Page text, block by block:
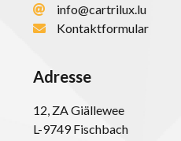
HOME
FAHRZEUGE
info@cartrilux.lu
Kontaktformular
Adresse
12, ZA Giällewee
L-9749 Fischbach